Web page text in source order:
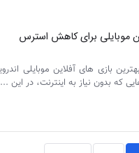
موبایلی برای کاهش استرس
که بدون نیاز به اینترنت، در این ...